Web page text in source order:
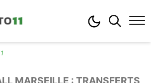
MARSEILLE : TRANSFERTS